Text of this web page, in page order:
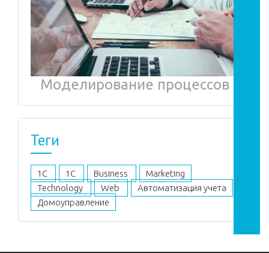
Моделирование процессов
Теги
1C 1С Business
Marketing
Technology
Web
Автоматизация учета
Домоуправление